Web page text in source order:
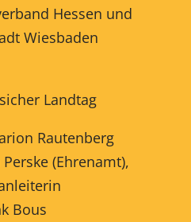
Hessen und
Wiesbaden
Landtag
Rautenberg
Perske (Ehrenamt),
Bous